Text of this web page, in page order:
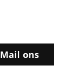
Mail ons